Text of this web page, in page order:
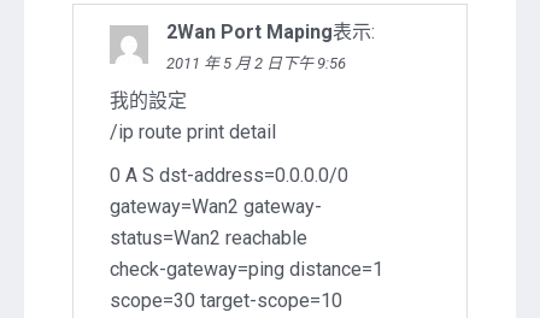
2Wan Port Maping表示:
2011 年 5 月 2 日下午 9:56
我的設定
/ip route print detail
0 A S dst-address=0.0.0.0/0
gateway=Wan2 gateway-
status=Wan2 reachable
check-gateway=ping distance=1
scope=30 target-scope=10